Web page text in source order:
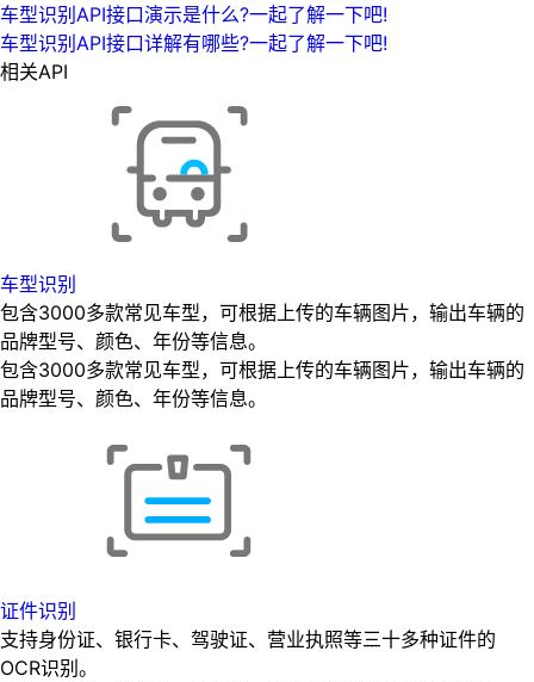
车型识别API接口演示是什么?一起了解一下吧!
车型识别API接口详解有哪些?一起了解一下吧!
相关API
车型识别
包含3000多款常见车型，可根据上传的车辆图片，输出车辆的
品牌型号、颜色、年份等信息。
包含3000多款常见车型，可根据上传的车辆图片，输出车辆的
品牌型号、颜色、年份等信息。
证件识别
支持身份证、银行卡、驾驶证、营业执照等三十多种证件的
OCR识别。